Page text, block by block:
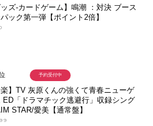
ッズ-カードゲーム】鳴潮 ：対決 ブース
ック第一弾【ポイント2倍】
楽】TV 灰原くんの強くて青春ニューゲ
ED「ドラマチック逃避行」収録シング
STAR/愛美【通常盤】
予約受付中